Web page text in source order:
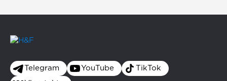
Telegram YouTube TikTok